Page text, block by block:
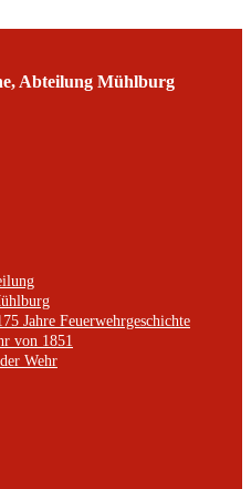
Abteilung Mühlburg
Jahre Feuerwehrgeschichte
von 1851
Wehr